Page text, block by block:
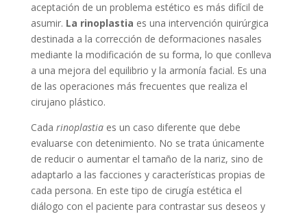
aceptación de un problema estético es más difícil de
asumir. La rinoplastia es una intervención quirúrgica
destinada a la corrección de deformaciones nasales
mediante la modificación de su forma, lo que conlleva
a una mejora del equilibrio y la armonía facial. Es una
de las operaciones más frecuentes que realiza el
cirujano plástico.
Cada rinoplastia es un caso diferente que debe
evaluarse con detenimiento. No se trata únicamente
de reducir o aumentar el tamaño de la nariz, sino de
adaptarlo a las facciones y características propias de
cada persona. En este tipo de cirugía estética el
diálogo con el paciente para contrastar sus deseos y